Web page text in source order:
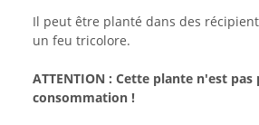
Il peut être planté dans des
un feu tricolore.
ATTENTION : Cette plante n'est pas
consommation !